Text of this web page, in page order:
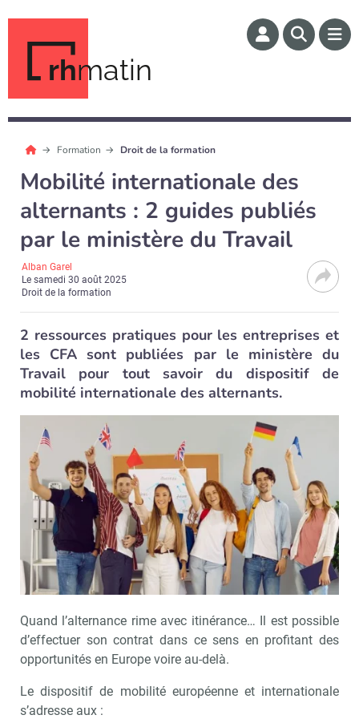
rhmatin
Formation Droit de la formation
Mobilité internationale des
alternants : 2 guides publiés
par le ministère du Travail
Alban Garel
Lesamedi 30 août 2025
Droit de la formation
2 ressources pratiques pour les entreprises et
les CFA sont publiées par le ministère du
Travail pour tout savoir du dispositif de
mobilité internationale des alternants.
Quand l’alternance rime avec itinérance… Il est possible
d’effectuer son contrat dans ce sens en profitant des
opportunités en Europe voire au-delà.
Le dispositif de mobilité européenne et internationale
s’adresse aux :